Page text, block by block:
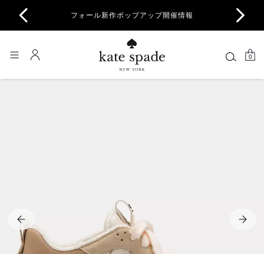
フォール新作ポップアップ開催情報
0